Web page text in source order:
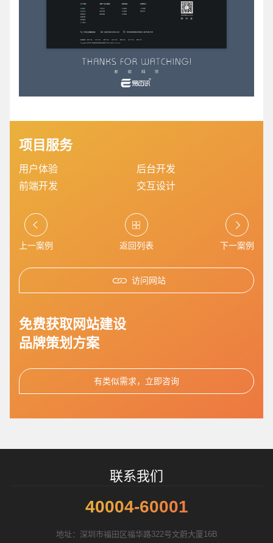
项目服务
用户体验
后台开发
前端开发
交互设计
上一案例 返回列表 下一案例
访问网站
免费获取网站建设
品牌策划方案
有类似需求，立即咨询
联系我们
40004-60001
地址：深圳市福田区福华路322号文蔚大厦16B
电商及系统平台开发 微信小程序开发
您的预算 1万-3万 5万-8万
招标项目